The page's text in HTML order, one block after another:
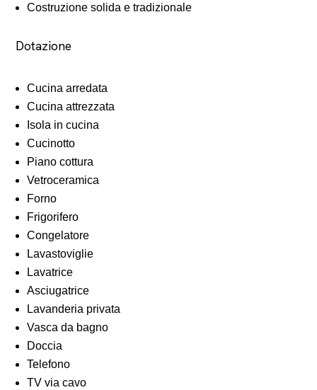
Costruzione solida e tradizionale
Dotazione
Cucina arredata
Cucina attrezzata
Isola in cucina
Cucinotto
Piano cottura
Vetroceramica
Forno
Frigorifero
Congelatore
Lavastoviglie
Lavatrice
Asciugatrice
Lavanderia privata
Vasca da bagno
Doccia
Telefono
TV via cavo